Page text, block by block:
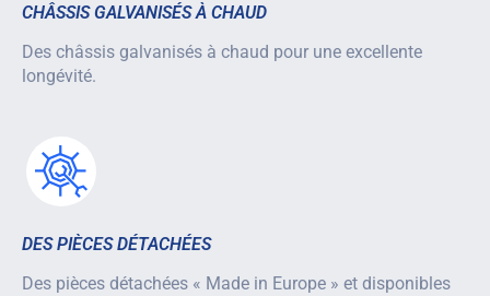
CHÂSSIS GALVANISÉS À CHAUD
Des châssis galvanisés à chaud pour une excellente
longévité.
DES PIÈCES DÉTACHÉES
Des pièces détachées « Made in Europe » et disponibles